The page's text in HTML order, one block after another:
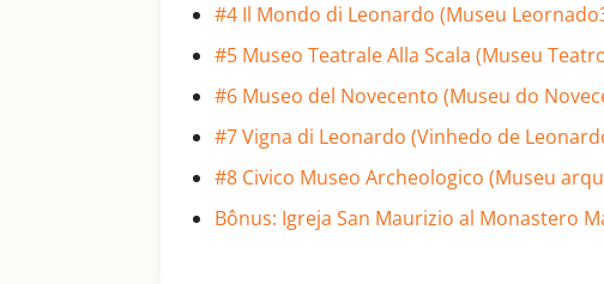
#4 Il Mondo di Leonardo (Museu
#5 Museo Teatrale Alla Scala (Museu
#6 Museo del Novecento (Museu do
#7 Vigna di Leonardo (Vinhedo de
#8 Civico Museo Archeologico (Museu
Bônus: Igreja San Maurizio al Monastero